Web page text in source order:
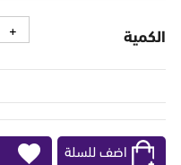
الكمية
اضف للسلة